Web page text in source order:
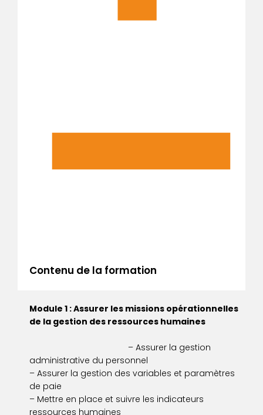
Contenu de la formation
Module 1 : Assurer les missions opérationnelles
de la gestion des ressources humaines
– Assurer la gestion
administrative du personnel
– Assurer la gestion des variables et paramètres
de paie
– Mettre en place et suivre les indicateurs
ressources humaines